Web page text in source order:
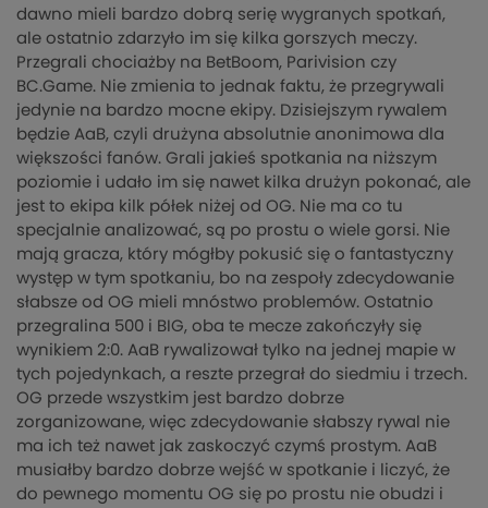
dawno mieli bardzo dobrą serię wygranych spotkań,
ale ostatnio zdarzyło im się kilka gorszych meczy.
Przegrali chociażby na BetBoom, Parivision czy
BC.Game. Nie zmienia to jednak faktu, że przegrywali
jedynie na bardzo mocne ekipy. Dzisiejszym rywalem
będzie AaB, czyli drużyna absolutnie anonimowa dla
większości fanów. Grali jakieś spotkania na niższym
poziomie i udało im się nawet kilka drużyn pokonać, ale
jest to ekipa kilk półek niżej od OG. Nie ma co tu
specjalnie analizować, są po prostu o wiele gorsi. Nie
mają gracza, który mógłby pokusić się o fantastyczny
występ w tym spotkaniu, bo na zespoły zdecydowanie
słabsze od OG mieli mnóstwo problemów. Ostatnio
przegralina 500 i BIG, oba te mecze zakończyły się
wynikiem 2:0. AaB rywalizował tylko na jednej mapie w
tych pojedynkach, a reszte przegrał do siedmiu i trzech.
OG przede wszystkim jest bardzo dobrze
zorganizowane, więc zdecydowanie słabszy rywal nie
ma ich też nawet jak zaskoczyć czymś prostym. AaB
musiałby bardzo dobrze wejść w spotkanie i liczyć, że
do pewnego momentu OG się po prostu nie obudzi i